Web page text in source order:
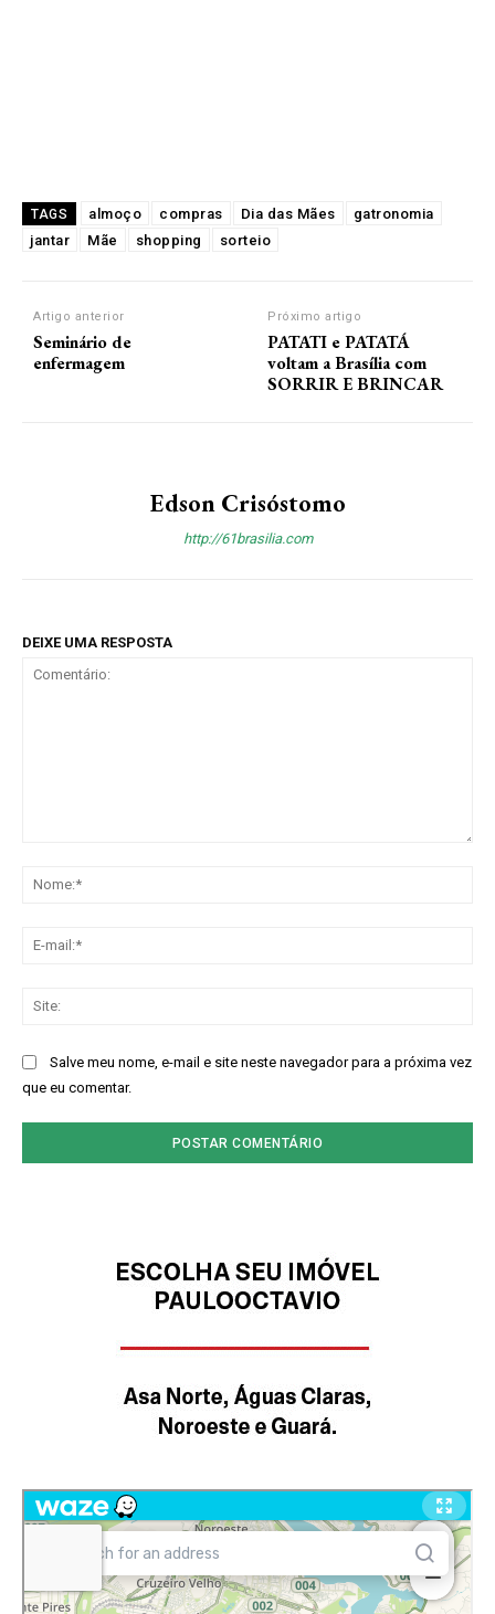
TAGS almoço compras Dia das Mães
gatronomia
jantar
Mãe shopping sorteio
Artigo anterior
Seminário de
enfermagem
Próximo artigo
PATATI e PATATÁ
voltam a Brasília com
SORRIR E BRINCAR
Edson Crisóstomo
http://61brasilia.com
DEIXE UMA RESPOSTA
Salve meu nome, e-mail e site neste navegador para a próxima vez
que eu comentar.